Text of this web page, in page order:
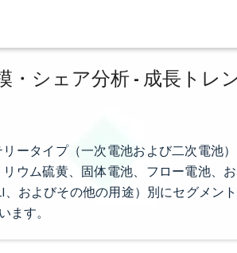
シェア分析 - 成長トレ
ータイプ（一次電池および二次電池
ウム硫黄、固体電池、フロー電池、
およびその他の用途）別にセグメン
ます。